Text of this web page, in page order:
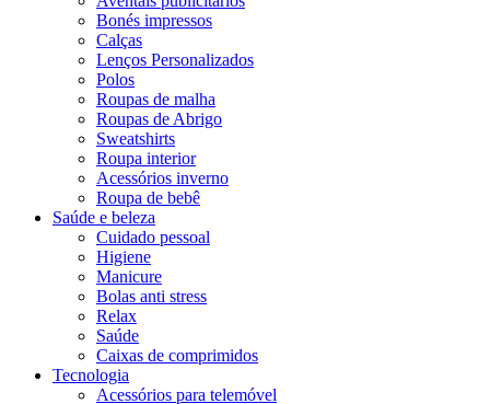
Bonés impressos
Calças
Lenços Personalizados
Polos
Roupas de malha
Roupas de Abrigo
Sweatshirts
Roupa interior
Acessórios inverno
Roupa de bebê
Saúde e beleza
Cuidado pessoal
Higiene
Manicure
Bolas anti stress
Relax
Saúde
Caixas de comprimidos
Tecnologia
Acessórios para telemóvel